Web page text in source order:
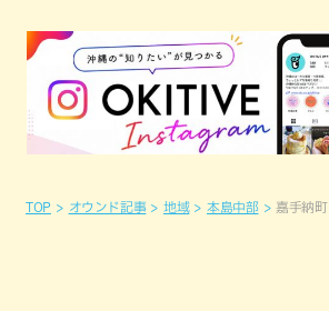
TOP オウンド記事 地域 本島中部 嘉手納町